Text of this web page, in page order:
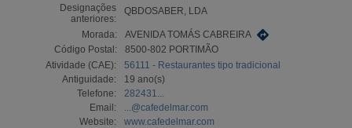
Designações
anteriores:
QBDOSABER, LDA
Morada:
AVENIDA TOMÁS CABREIRA
Código Postal:
8500-802 PORTIMÃO
Atividade (CAE):
56111 - Restaurantes tipo tradicional
Antiguidade:
19 ano(s)
Telefone:
282431...
Email:
...@cafedelmar.com
Website:
www.cafedelmar.com